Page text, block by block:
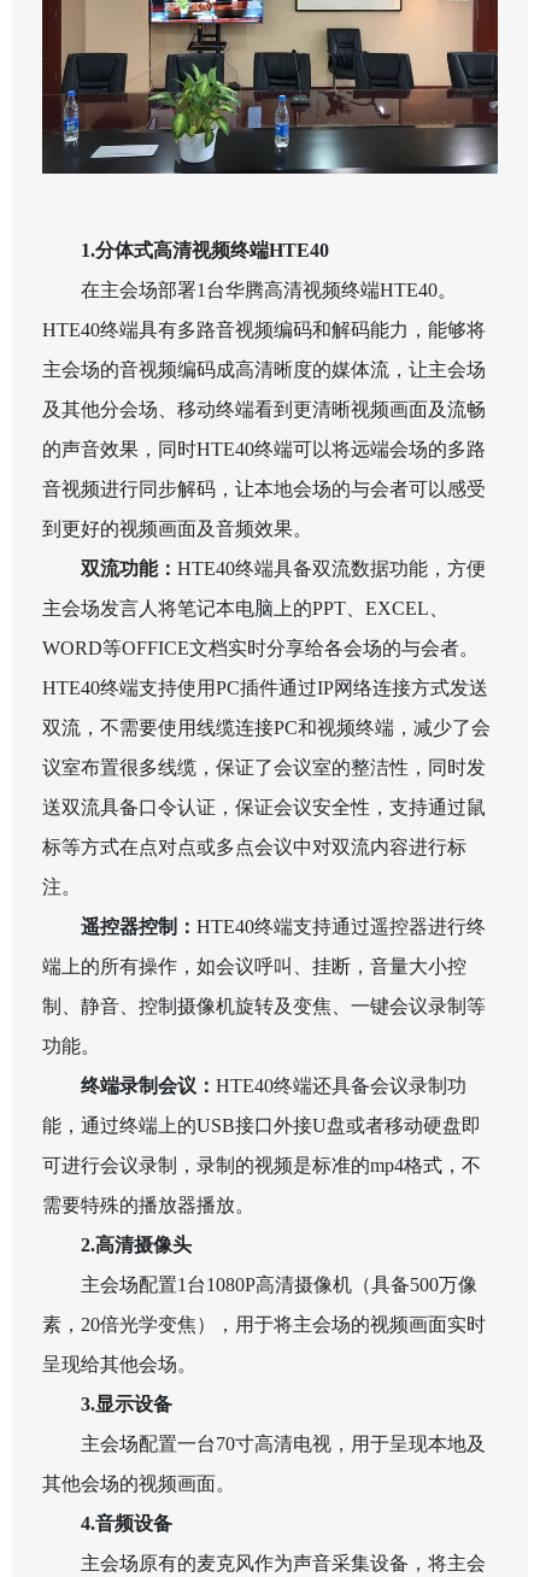
1.分体式高清视频终端HTE40
在主会场部署1 台华腾高清视频终端HTE40。
HTE40终端具有多路音视频编码和解码能力，能够将
主会场的音视频编码成高清晰度的媒体流，让主会场
及其他分会场、移动终端看到更清晰视频画面及流畅
的声音效果，同时HTE40终端可以将远端会场的多路
音视频进行同步解码，让本地会场的与会者可以感受
到更好的视频画面及音频效果。
双流功能： HTE40终端具备双流数据功能，方便
主会场发言人将笔记本电脑上的PPT EXCEL
WORD等OFFICE文档实时分享给各会场的与会者。
HTE40终端支持使用PC插件通过IP网络连接方式发送
双流，不需要使用线缆连接PC和视频终端，减少了会
议室布置很多线缆，保证了会议室的整洁性，同时发
送双流具备口令认证，保证会议安全性，支持通过鼠
标等方式在点对点或多点会议中对双流内容进行标
注。
遥控器控制： HTE40终端支持通过遥控器进行终
端上的所有操作，如会议呼叫、挂断，音量大小控
制、静音、控制摄像机旋转及变焦、一键会议录制等
功能。
终端录制会议： HTE40终端还具备会议录制功
能，通过终端上的USB接口外接U盘或者移动硬盘即
可进行会议录制，录制的视频是标准的mp4格式，不
需要特殊的播放器播放。
2.高清摄像头
主会场配置1 台1080P高清摄像机（具备500万像
素， 20倍光学变焦），用于将主会场的视频画面实时
呈现给其他会场。
3.显示设备
主会场配置一台70寸高清电视，用于呈现本地及
其他会场的视频画面。
4.音频设备
主会场原有的麦克风作为声音采集设备，将主会